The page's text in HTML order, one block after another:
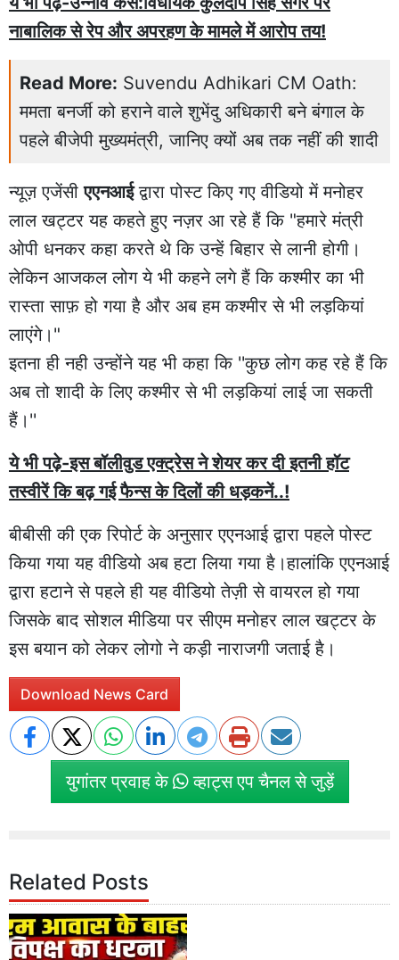
नाबालिक से रेप और अपरहण के मामले में आरोप तय!
Read More: Suvendu Adhikari CM Oath:
ममता बनर्जी को हराने वाले शुभेंदु अधिकारी बने बंगाल के
पहले बीजेपी मुख्यमंत्री, जानिए क्यों अब तक नहीं की शादी
न्यूज़ एजेंसीएएनआईद्वारा पोस्ट किए गए वीडियो में मनोहर
लाल खट्टर यह कहते हुए नज़र आ रहे हैं कि "हमारे मंत्री
ओपी धनकर कहा करते थे कि उन्हें बिहार से लानी होगी।
लेकिन आजकल लोग ये भी कहने लगे हैं कि कश्मीर का भी
रास्ता साफ़ हो गया है और अब हम कश्मीर से भी लड़कियां
लाएंगे।"
इतना ही नही उन्होंने यह भी कहा कि ''कुछ लोग कह रहे हैं कि
अब तो शादी के लिए कश्मीर से भी लड़कियां लाई जा सकती
हैं।''
ये भी पढ़े-इस बॉलीवुड एक्ट्रेस ने शेयर कर दी इतनी हॉट
तस्वीरें कि बढ़ गई फैन्स के दिलों की धड़कनें..!
बीबीसी की एक रिपोर्ट के अनुसार एएनआई द्वारा पहले पोस्ट
किया गया यह वीडियो अब हटा लिया गया है।हालांकि एएनआई
द्वारा हटाने से पहले ही यह वीडियो तेज़ी से वायरल हो गया
जिसके बाद सोशल मीडिया पर सीएम मनोहर लाल खट्टर के
इस बयान को लेकर लोगो ने कड़ी नाराजगी जताई है।
Download News Card
युगांतर प्रवाह के व्हाट्स एप चैनल से जुड़ें
Related Posts